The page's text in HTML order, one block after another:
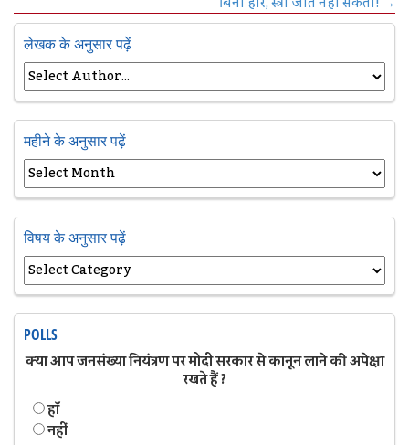
लेखक के अनुसार पढ़ें
महीने के अनुसार पढ़ें
विषय के अनुसार पढ़ें
POLLS
क्या आप जनसंख्या नियंत्रण पर मोदी सरकार से कानून लाने की अपेक्षा
रखते हैं ?
हॉं
नहीं